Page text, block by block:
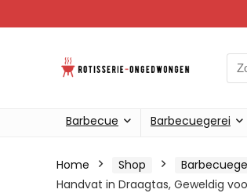
for:
Barbecue Barbecuegerei
Home Shop
Handvat in Draagtas, Geweldig